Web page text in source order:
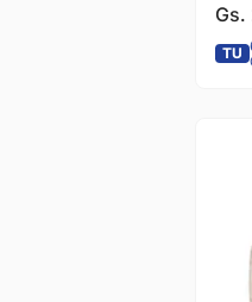
Gs.
TU